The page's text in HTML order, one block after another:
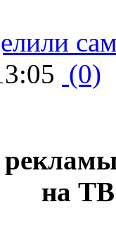
(0)
на ТВ